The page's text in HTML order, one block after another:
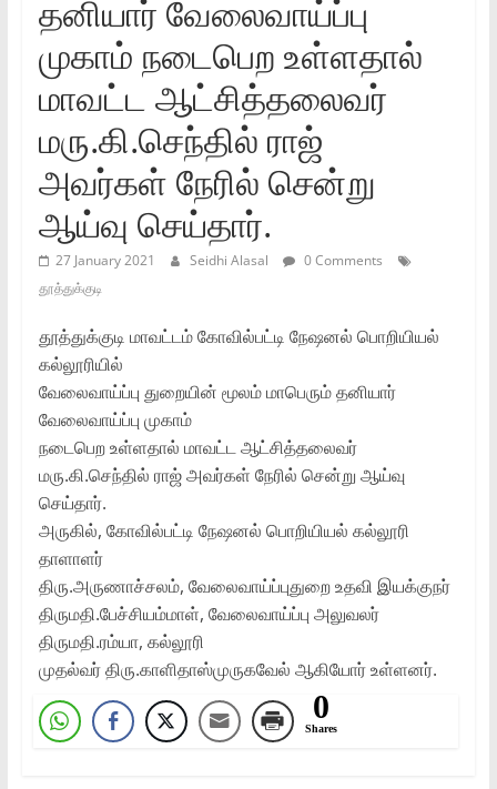
தனியார்‌ வேலைவாய்ப்பு
முகாம்‌ நடைபெற உள்ளதால்‌
மாவட்ட ஆட்சித்தலைவர்‌
மரு.கி.செந்தில்‌ ராஜ்‌
அவர்கள்‌ நேரில்‌ சென்று
ஆய்வு செய்தார்‌.
27 January 2021 Seidhi Alasal
0 Comments
தூத்துக்குடி
தூத்துக்குடி மாவட்டம்‌ கோவில்பட்டி நேஷனல்‌ பொறியியல்‌
கல்லூரியில்‌
வேலைவாய்ப்பு துறையின்‌ மூலம்‌ மாபெரும்‌ தனியார்‌
வேலைவாய்ப்பு முகாம்‌
நடைபெற உள்ளதால்‌ மாவட்ட ஆட்சித்தலைவர்‌
மரு.கி.செந்தில்‌ ராஜ்‌ அவர்கள்‌ நேரில்‌ சென்று ஆய்வு
செய்தார்‌.
அருகில்‌, கோவில்பட்டி நேஷனல்‌ பொறியியல்‌ கல்லூரி
தாளாளர்‌
திரு.அருணாச்சலம்‌, வேலைவாய்ப்புதுறை உதவி இயக்குநர்‌
திருமதி.பேச்சியம்மாள்‌, வேலைவாய்ப்பு அலுவலர்‌
திருமதி.ரம்யா, கல்லூரி
முதல்வர்‌ திரு.காளிதாஸ்முருகவேல்‌ ஆகியோர்‌ உள்ளனர்‌.
0
Shares